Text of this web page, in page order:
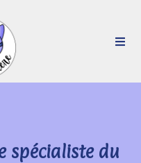
spécialiste du